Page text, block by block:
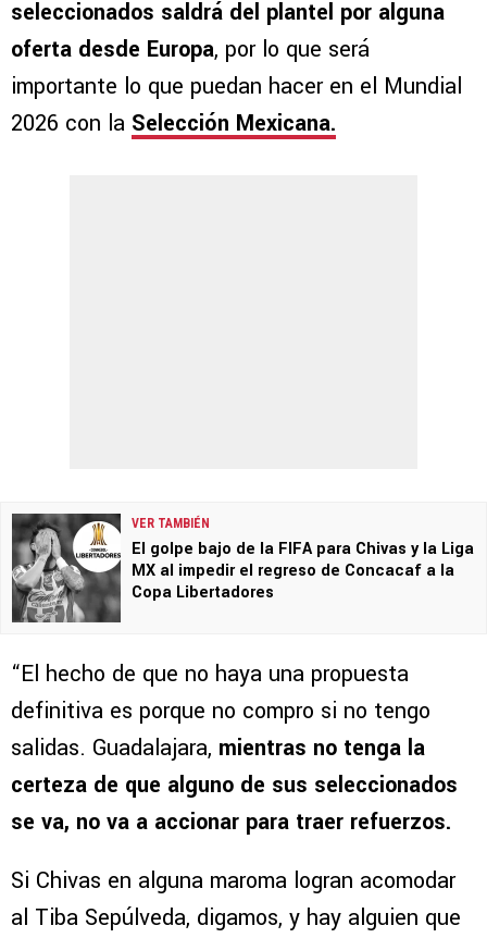
seleccionados saldrá del plantel por alguna
oferta desde Europa, por lo que será
importante lo que puedan hacer en el Mundial
2026 con la Selección Mexicana.
VER TAMBIÉN
El golpe bajo de la FIFA para Chivas y la Liga
MX al impedir el regreso de Concacaf a la
Copa Libertadores
“El hecho de que no haya una propuesta
definitiva es porque no compro si no tengo
salidas. Guadalajara, mientras no tenga la
certeza de que alguno de sus seleccionados
se va, no va a accionar para traer refuerzos.
Si Chivas en alguna maroma logran acomodar
al Tiba Sepúlveda, digamos, y hay alguien que